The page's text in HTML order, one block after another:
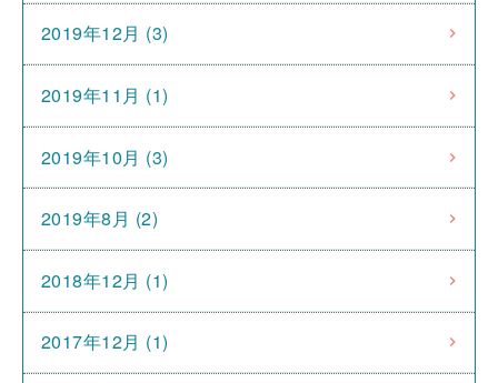
2019年12月 (3)
2019年11月 (1)
2019年10月 (3)
2019年8月 (2)
2018年12月 (1)
2017年12月 (1)